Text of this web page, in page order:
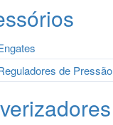
de Pressão